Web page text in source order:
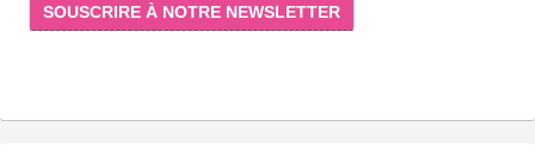
SOUSCRIRE À NOTRE NEWSLETTER